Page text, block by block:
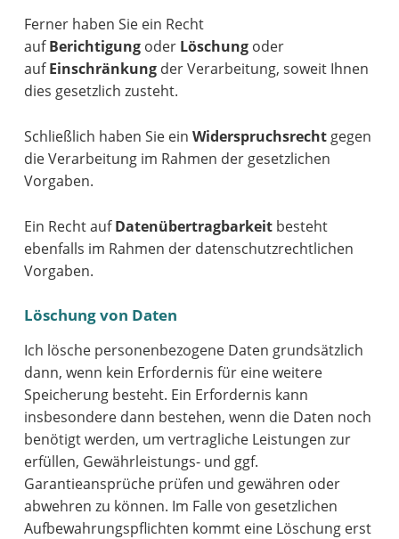
Ferner haben Sie ein Recht
aufBerichtigungoder Löschungoder
aufEinschränkungder Verarbeitung, soweit Ihnen
dies gesetzlich zusteht.
Schließlich haben Sie ein Widerspruchsrechtgegen
die Verarbeitung im Rahmen der gesetzlichen
Vorgaben.
Ein Recht aufDatenübertragbarkeitbesteht
ebenfalls im Rahmen der datenschutzrechtlichen
Vorgaben.
Löschung von Daten
Ich lösche personenbezogene Daten grundsätzlich
dann, wenn kein Erfordernis für eine weitere
Speicherung besteht. Ein Erfordernis kann
insbesondere dann bestehen, wenn die Daten noch
benötigt werden, um vertragliche Leistungen zur
erfüllen, Gewährleistungs- und ggf.
Garantieansprüche prüfen und gewähren oder
abwehren zu können. Im Falle von gesetzlichen
Aufbewahrungspflichten kommt eine Löschung erst